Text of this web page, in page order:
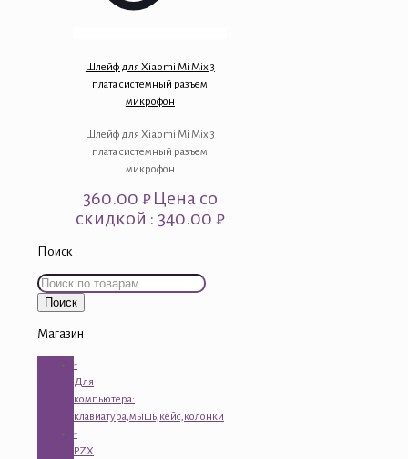
Шлейф для Xiaomi Mi Mix 3
плата системный разъем
микрофон
Шлейф для Xiaomi Mi Mix 3
плата системный разъем
микрофон
360.00 ₽Цена со
скидкой : 340.00 ₽
Поиск
Искать:
Поиск
Магазин
-
Для
компьютера:
клавиатура,мышь,кейс,колонки
-
PZX